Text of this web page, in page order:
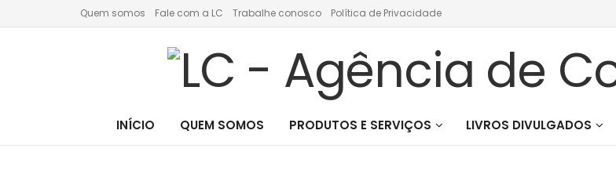
Quem somos Fale com a LC Trabalhe conosco Política de Privacidade
INÍCIO QUEM SOMOS PRODUTOS E SERVIÇOS LIVROS DIVULGADOS